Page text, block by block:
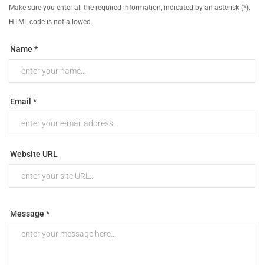
Make sure you enter all the required information, indicated by an asterisk (*).
HTML code is not allowed.
Name *
Email *
Website URL
Message *